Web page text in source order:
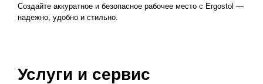
Создайте аккуратное и безопасное рабочее место с Ergostol —
надежно, удобно и стильно.
Услуги и сервис